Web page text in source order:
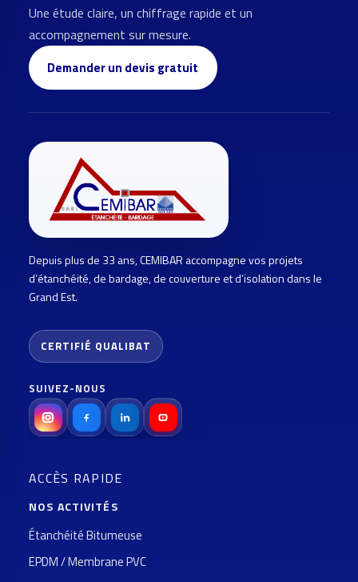
Une étude claire, un chiffrage rapide et un
accompagnement sur mesure.
Demander un devis gratuit
Depuis plus de 33 ans, CEMIBAR accompagne vos projets
d’étanchéité, de bardage, de couverture et d’isolation dans le
Grand Est.
CERTIFIÉ QUALIBAT
SUIVEZ-NOUS
InstagramFacebookLinkedInYoutube
ACCÈS RAPIDE
NOS ACTIVITÉS
Étanchéité Bitumeuse
EPDM / Membrane PVC